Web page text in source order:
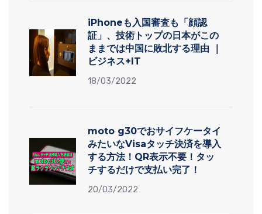
iPhoneも入国審査も「顔認
証」、技術トップの日本がこの
ままでは中国に敗北する理由 ｜
ビジネス+IT
18/03/2022
moto g30でおサイフケータイ
みたいなVisaタッチ決済を導入
する方法！QR表示不要！タッ
チするだけで支払い完了！
20/03/2022